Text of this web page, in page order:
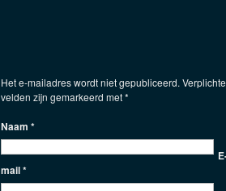
Het e-mailadres wordt niet gepubliceerd. Verplichte
velden zijn gemarkeerd met*
Naam *
mail*